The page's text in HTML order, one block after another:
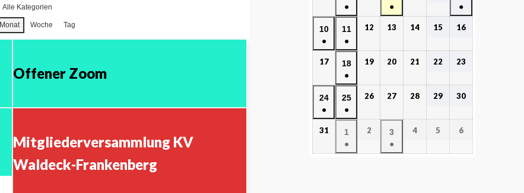
Alle Kategorien
Monat Woche Tag
Offener Zoom
Mitgliederversammlung KV
Waldeck-Frankenberg
●
●
●
10
●
11
●
12 13 14 15 16
17
18
●
19 20 21 22 23
24
●
25
●
26 27 28 29 30
31
1
●
2
3
●
4 5 6